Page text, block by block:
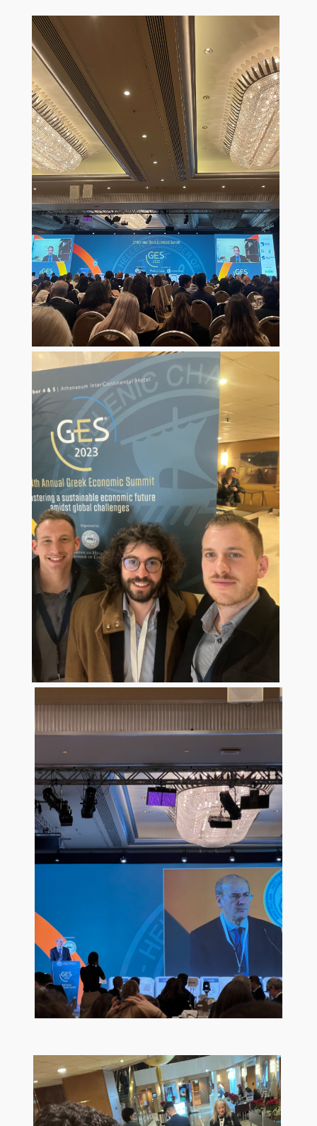
Career
Professional Rehabilitation
Career Office
Career Office
Infrastructures-Services
Facilities
Library
Webmail
eClass
e-Grammateia
U-Register
Network Services
Student Club
Erasmus+
Research-Partnerships
EUROLAB
Research Laboratory on Socio-Economic and Environmental
Sustainability (ReSEES)
Laboratory of International Economic Relations (LINER)
Working Papers
The Negotiation Challenge 2022
Quality Assurance
Certification
Quality Data
Evaluation
Quality Assurance Unit
Contact
Contact Us
Links
Athens University of Economics and Business
AUEB Shop